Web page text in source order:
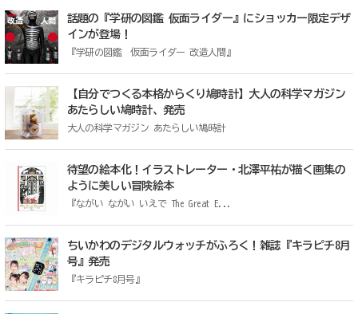
話題の『学研の図鑑 仮面ライダー』にショッカー限定デザ
インが登場！
『学研の図鑑 仮面ライダー 改造人間』
【自分でつくる本格からくり鳩時計】大人の科学マガジン
あたらしい鳩時計、発売
大人の科学マガジン あたらしい鳩時計
待望の絵本化！イラストレーター・北澤平祐が描く画集の
ように美しい冒険絵本
『ながい ながい いえで The Great E...
ちいかわのデジタルウォッチがふろく！雑誌『キラピチ8月
号』発売
『キラピチ8月号』